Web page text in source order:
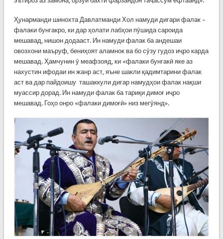
Ҳунарманди шинохта Давлатманди Хол намуди дигари фалак –
фалаки бунгакро, ки дар ҳолати лабҳои пӯшида сароида
мешавад, нишон додааст. Ин намуди фалак ба андешаи
овозхони маъруф, бениҳоят аламнок ва бо сӯзу гудоз иҷро карда
мешавад. Ҳамчунин ӯ меафзояд, ки «фалаки бунгакӣ яке аз
нахустин ифодаи ин жанр аст, яъне шакли қадимтарини фалак
аст ва дар пайдоишу ташаккули дигар намудҳои фалак нақши
муассир дорад. Ин намуди фалак ба тариқи димоғ иҷро
мешавад. Гоҳо онро «фалаки димоғӣ» низ мегӯянд».